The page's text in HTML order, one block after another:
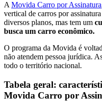
A Movida Carro por Assinatura
vertical de carros por assinatura
diversos planos, mas tem um
busca um carro econômico.
O programa da Movida é
não atendem pessoa jurídica.
todo o território nacional.
Tabela geral:
Movida Carro por